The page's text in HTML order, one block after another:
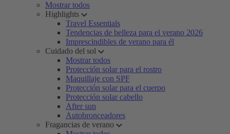
Mostrar todos
Highlights
Travel Essentials
Tendencias de belleza para el verano 2026
Imprescindibles de verano para él
Cuidado del sol
Mostrar todos
Protección solar para el rostro
Maquillaje con SPF
Protección solar para el cuerpo
Protección solar cabello
After sun
Autobronceadores
Fragancias de verano